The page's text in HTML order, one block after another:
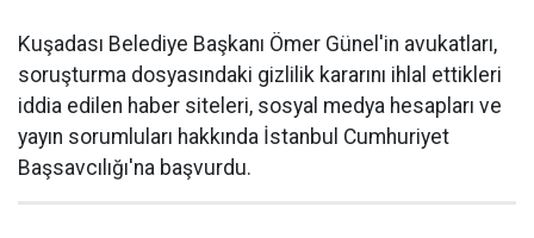
Kuşadası Belediye Başkanı Ömer Günel'in avukatları,
soruşturma dosyasındaki gizlilik kararını ihlal ettikleri
iddia edilen haber siteleri, sosyal medya hesapları ve
yayın sorumluları hakkında İstanbul Cumhuriyet
Başsavcılığı'na başvurdu.